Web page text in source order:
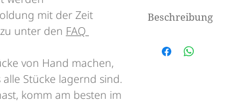
mit der Zeit
unter den FAQ
von Hand machen,
Stücke lagernd sind.
komm am besten im
Beschreibung